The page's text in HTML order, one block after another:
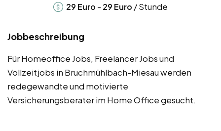
29 Euro - 29 Euro / Stunde
Jobbeschreibung
Für Homeoffice Jobs, Freelancer Jobs und
Vollzeitjobs in Bruchmühlbach-Miesau werden
redegewandte und motivierte
Versicherungsberater im Home Office gesucht.